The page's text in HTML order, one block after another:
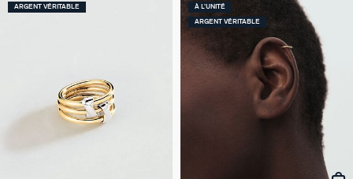
ARGENT VÉRITABLE À L'UNITÉ
ARGENT VÉRITABLE